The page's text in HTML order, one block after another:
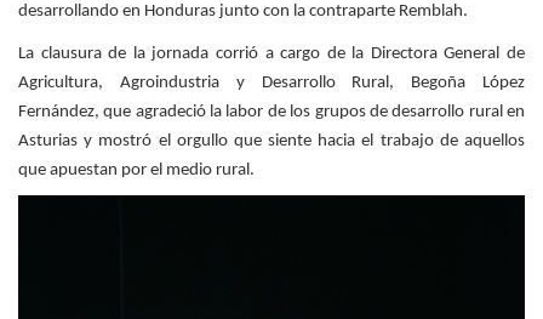
desarrollando en Honduras junto con la contraparte Remblah.
La clausura de la jornada corrió a cargo de la Directora General de
Agricultura, Agroindustria y Desarrollo Rural, Begoña López
Fernández, que agradeció la labor de los grupos de desarrollo rural en
Asturias y mostró el orgullo que siente hacia el trabajo de aquellos
que apuestan por el medio rural.